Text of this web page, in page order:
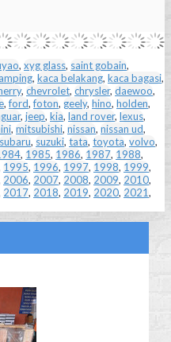
, xyg glass, saint gobain,
, kaca belakang, kaca bagasi,
, chevrolet, chrysler, daewoo,
,ford,foton, geely, hino, holden,
, jeep, kia, land rover, lexus,
, mitsubishi, nissan, nissan ud,
subaru, suzuki, tata, toyota, volvo,
, 1985, 1986, 1987, 1988,
1995, 1996, 1997, 1998, 1999,
2006, 2007, 2008, 2009, 2010,
2017, 2018, 2019, 2020, 2021,